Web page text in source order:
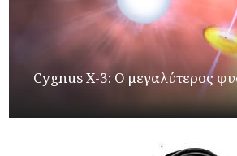
Cygnus X-3: Ο μεγαλύτερος